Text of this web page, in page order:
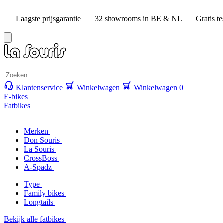
Laagste prijsgarantie 32 showrooms in BE & NL Gratis
Klantenservice Winkelwagen Winkelwagen 0
E-bikes
Fatbikes
Merken
Don Souris
La Souris
CrossBoss
A-Spadz
Type
Family bikes
Longtails
Bekijk alle fatbikes